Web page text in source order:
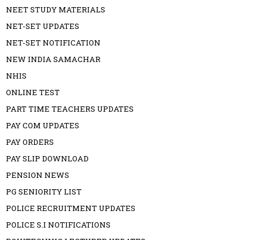
NEET STUDY MATERIALS
NET-SET UPDATES
NET-SET NOTIFICATION
NEW INDIA SAMACHAR
NHIS
ONLINE TEST
PART TIME TEACHERS UPDATES
PAY COM UPDATES
PAY ORDERS
PAY SLIP DOWNLOAD
PENSION NEWS
PG SENIORITY LIST
POLICE RECRUITMENT UPDATES
POLICE S.I NOTIFICATIONS